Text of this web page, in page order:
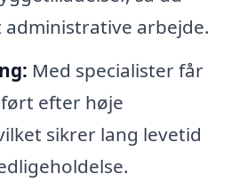
arbejde.
Med specialister får
efter høje
sikrer lang levetid